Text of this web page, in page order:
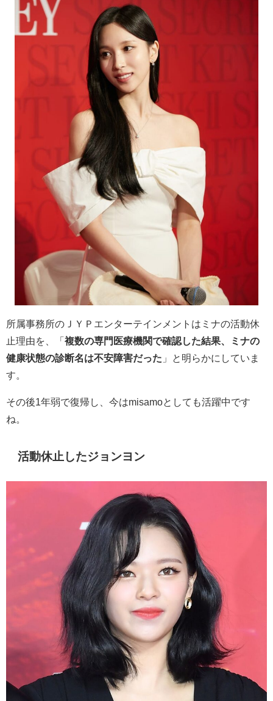
所属事務所のＪＹＰエンターテインメントはミナの活動休
止理由を、「 複数の専門医療機関で確認した結果、ミナの
健康状態の診断名は不安障害だった 」と明らかにしていま
す。
その後1年弱で復帰し、今はmisamoとしても活躍中です
ね。
活動休止したジョンヨン